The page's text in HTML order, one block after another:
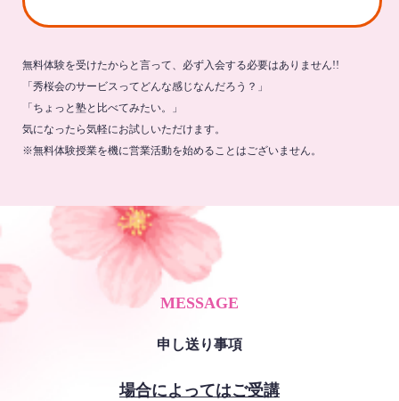
無料体験を受けたからと言って、必ず入会する必要はありません!!
「秀桜会のサービスってどんな感じなんだろう？」
「ちょっと塾と比べてみたい。」
気になったら気軽にお試しいただけます。
※無料体験授業を機に営業活動を始めることはございません。
MESSAGE
申し送り事項
場合によってはご受講